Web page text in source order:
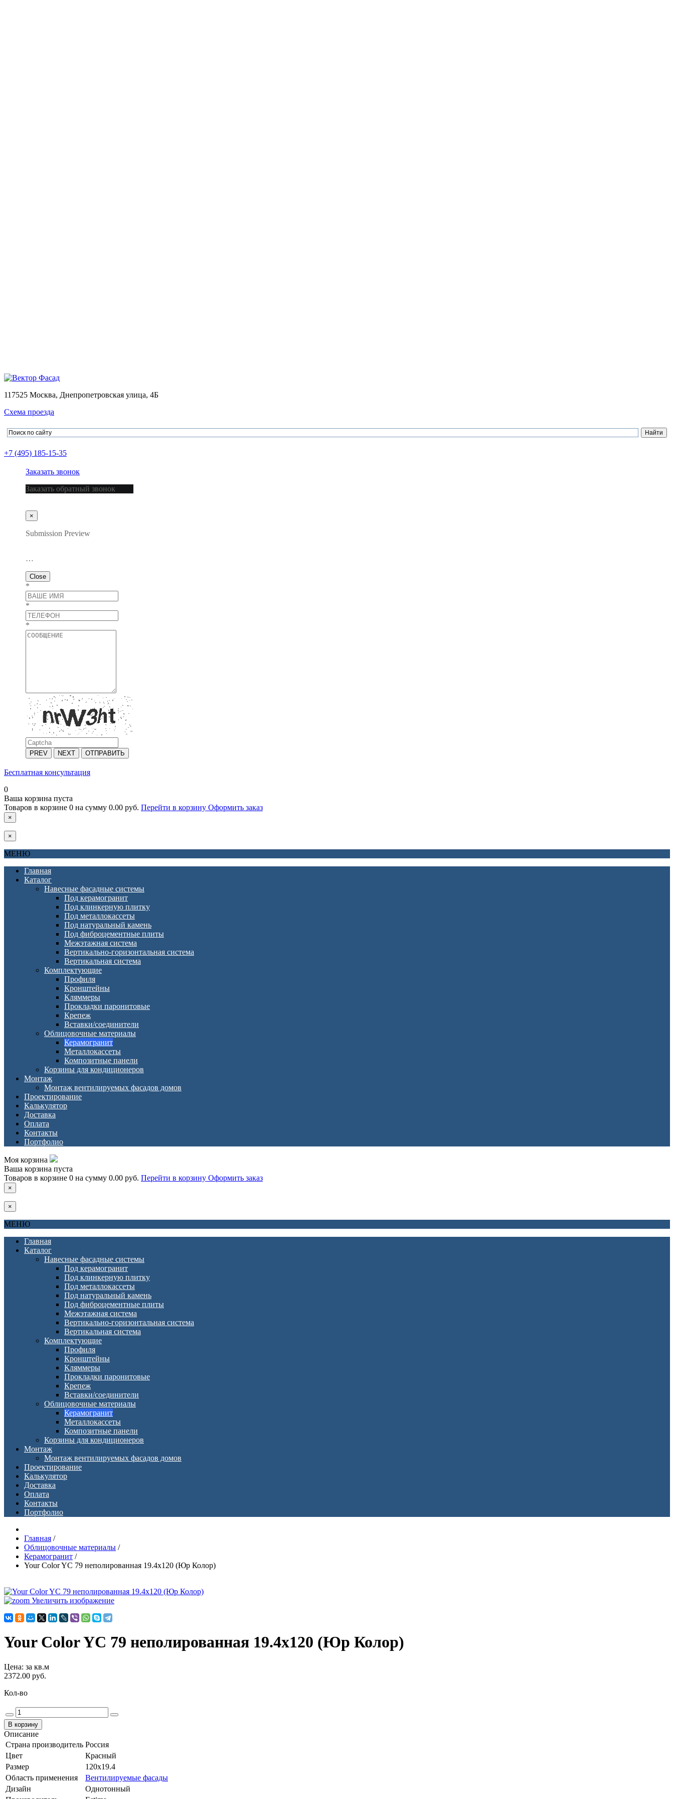
117525 Москва, Днепропетровская улица, 4Б
Схема проезда
+7 (495) 185-15-35
Заказать звонок
Заказать обратный звонок
×
Submission Preview
…
Close
*
*
*
PREV NEXT ОТПРАВИТЬ
Бесплатная консультация
0
Ваша корзина пуста
Товаров в корзине 0 на сумму 0.00 руб. Перейти в корзину Оформить заказ
×
×
МЕНЮ
Главная
Каталог
Навесные фасадные системы
Под керамогранит
Под клинкерную плитку
Под металлокассеты
Под натуральный камень
Под фиброцементные плиты
Межэтажная система
Вертикально-горизонтальная система
Вертикальная система
Комплектующие
Профиля
Кронштейны
Кляммеры
Прокладки паронитовые
Крепеж
Вставки/соединители
Облицовочные материалы
Керамогранит
Металлокассеты
Композитные панели
Корзины для кондиционеров
Монтаж
Монтаж вентилируемых фасадов домов
Проектирование
Калькулятор
Доставка
Оплата
Контакты
Портфолио
Моя корзина
Ваша корзина пуста
Товаров в корзине 0 на сумму 0.00 руб. Перейти в корзину Оформить заказ
×
×
МЕНЮ
Главная
Каталог
Навесные фасадные системы
Под керамогранит
Под клинкерную плитку
Под металлокассеты
Под натуральный камень
Под фиброцементные плиты
Межэтажная система
Вертикально-горизонтальная система
Вертикальная система
Комплектующие
Профиля
Кронштейны
Кляммеры
Прокладки паронитовые
Крепеж
Вставки/соединители
Облицовочные материалы
Керамогранит
Металлокассеты
Композитные панели
Корзины для кондиционеров
Монтаж
Монтаж вентилируемых фасадов домов
Проектирование
Калькулятор
Доставка
Оплата
Контакты
Портфолио
Главная /
Облицовочные материалы /
Керамогранит /
Your Color YC 79 неполированная 19.4х120 (Юр Колор)
Увеличить изображение
Your Color YC 79 неполированная 19.4х120 (Юр Колор)
Цена: за кв.м
2372.00 руб.
Кол-во
Описание
Страна производитель Россия
Цвет
Красный
Размер
120x19.4
Область применения
Вентилируемые фасады
Дизайн
Однотонный